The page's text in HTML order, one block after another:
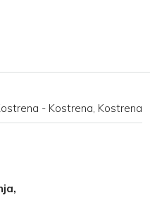
- Kostrena, Kostrena